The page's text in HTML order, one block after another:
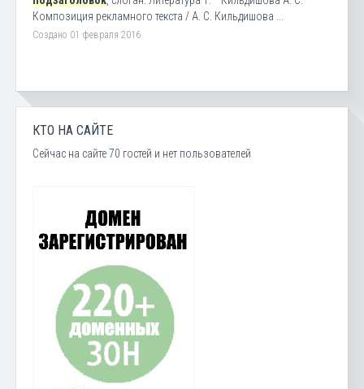
Композиция рекламного текста / А. С. Кильдишова ...
Создано 01 февраля 2016
КТО НА САЙТЕ
Сейчас на сайте 70 гостей и нет пользователей